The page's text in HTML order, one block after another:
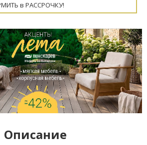
в РАССРОЧКУ!
Описание